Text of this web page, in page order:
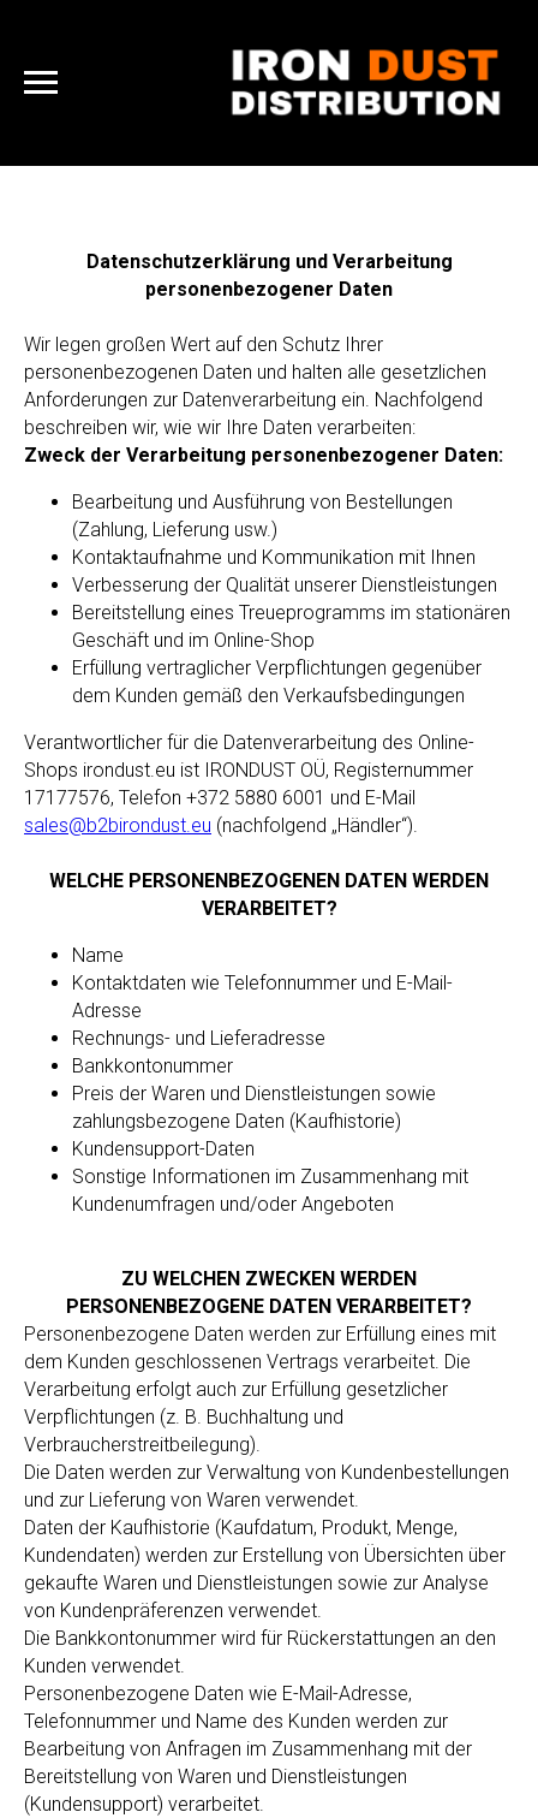
Datenschutzerklärung und Verarbeitung
personenbezogener Daten
Wir legen großen Wert auf den Schutz Ihrer
personenbezogenen Daten und halten alle gesetzlichen
Anforderungen zur Datenverarbeitung ein. Nachfolgend
beschreiben wir, wie wir Ihre Daten verarbeiten:
Zweck der Verarbeitung personenbezogener Daten:
Bearbeitung und Ausführung von Bestellungen
(Zahlung, Lieferung usw.)
Kontaktaufnahme und Kommunikation mit Ihnen
Verbesserung der Qualität unserer Dienstleistungen
Bereitstellung eines Treueprogramms im stationären
Geschäft und im Online-Shop
Erfüllung vertraglicher Verpflichtungen gegenüber
dem Kunden gemäß den Verkaufsbedingungen
Verantwortlicher für die Datenverarbeitung des Online-
Shops irondust.eu ist IRONDUST OÜ, Registernummer
17177576, Telefon +372 5880 6001 und E-Mail
sales@b2birondust.eu (nachfolgend „Händler“).
WELCHE PERSONENBEZOGENEN DATEN WERDEN
VERARBEITET?
Name
Kontaktdaten wie Telefonnummer und E-Mail-
Adresse
Rechnungs- und Lieferadresse
Bankkontonummer
Preis der Waren und Dienstleistungen sowie
zahlungsbezogene Daten (Kaufhistorie)
Kundensupport-Daten
Sonstige Informationen im Zusammenhang mit
Kundenumfragen und/oder Angeboten
ZU WELCHEN ZWECKEN WERDEN
PERSONENBEZOGENE DATEN VERARBEITET?
Personenbezogene Daten werden zur Erfüllung eines mit
dem Kunden geschlossenen Vertrags verarbeitet. Die
Verarbeitung erfolgt auch zur Erfüllung gesetzlicher
Verpflichtungen (z. B. Buchhaltung und
Verbraucherstreitbeilegung).
Die Daten werden zur Verwaltung von Kundenbestellungen
und zur Lieferung von Waren verwendet.
Daten der Kaufhistorie (Kaufdatum, Produkt, Menge,
Kundendaten) werden zur Erstellung von Übersichten über
gekaufte Waren und Dienstleistungen sowie zur Analyse
von Kundenpräferenzen verwendet.
Die Bankkontonummer wird für Rückerstattungen an den
Kunden verwendet.
Personenbezogene Daten wie E-Mail-Adresse,
Telefonnummer und Name des Kunden werden zur
Bearbeitung von Anfragen im Zusammenhang mit der
Bereitstellung von Waren und Dienstleistungen
(Kundensupport) verarbeitet.